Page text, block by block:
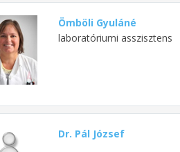
Ömböli Gyuláné
laboratóriumi asszisztens
Dr. Pál József